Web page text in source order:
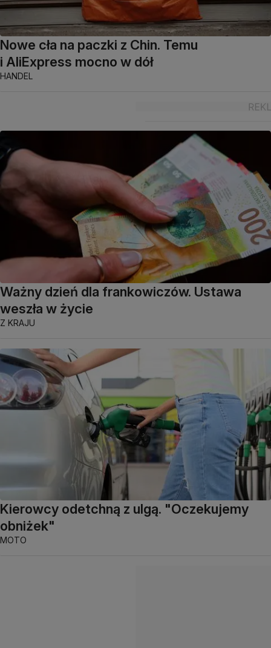
Nowe cła na paczki z Chin. Temu
i AliExpress mocno w dół
HANDEL
Ważny dzień dla frankowiczów. Ustawa
weszła w życie
Z KRAJU
Kierowcy odetchną z ulgą. "Oczekujemy
obniżek"
MOTO